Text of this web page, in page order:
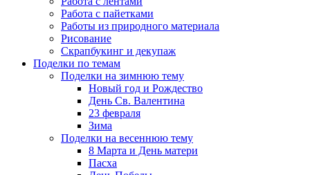
Работа с пайетками
Работы из природного материала
Рисование
Скрапбукинг и декупаж
Поделки по темам
Поделки на зимнюю тему
Новый год и Рождество
День Св. Валентина
23 февраля
Зима
Поделки на весеннюю тему
8 Марта и День матери
Пасха